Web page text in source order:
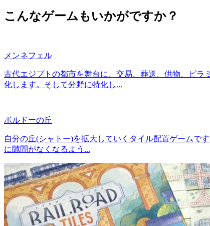
こんなゲームもいかがですか？
メンネフェル
古代エジプトの都市を舞台に、交易、葬送、供物、ピ
化します。そして分野に特化し...
ボルドーの丘
自分の丘(シャトー)を拡大していくタイル配置ゲームで
に隙間がなくなるよう...